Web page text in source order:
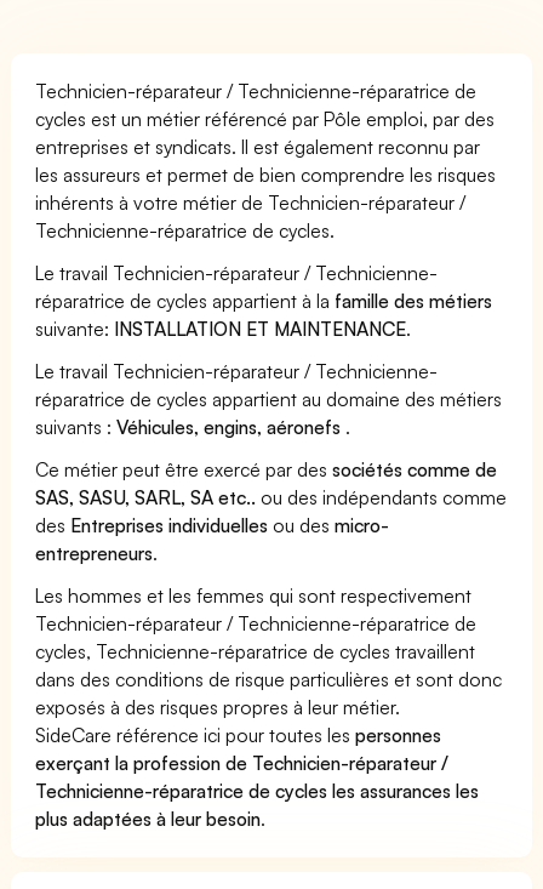
Technicien-réparateur / Technicienne-réparatrice de
cycles est un métier référencé par Pôle emploi, par des
entreprises et syndicats. Il est également reconnu par
les assureurs et permet de bien comprendre les risques
inhérents à votre métier de Technicien-réparateur /
Technicienne-réparatrice de cycles.
Le travail Technicien-réparateur / Technicienne-
réparatrice de cycles appartient à la famille des métiers
suivante: INSTALLATION ET MAINTENANCE.
Le travail Technicien-réparateur / Technicienne-
réparatrice de cycles appartient au domaine des métiers
suivants :Véhicules, engins, aéronefs .
Ce métier peut être exercé par dessociétés comme de
SAS, SASU, SARL, SA etc.. ou des indépendants comme
des Entreprises individuelles ou desmicro-
entrepreneurs.
Les hommes et les femmes qui sont respectivement
Technicien-réparateur / Technicienne-réparatrice de
cycles, Technicienne-réparatrice de cycles travaillent
dans des conditions de risque particulières et sont donc
exposés à des risques propres à leur métier.
SideCare référence ici pour toutes lespersonnes
exerçant la profession de Technicien-réparateur /
Technicienne-réparatrice de cycles les assurances les
plus adaptées à leur besoin.